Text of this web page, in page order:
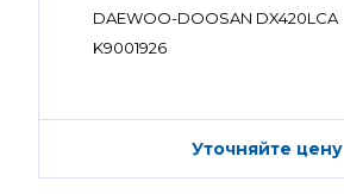
DAEWOO-DOOSAN DX420LCA
K9001926
Уточняйте цену